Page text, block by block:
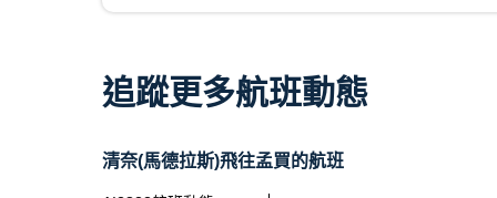
追蹤更多航班動態
清奈(馬德拉斯)飛往孟買的航班